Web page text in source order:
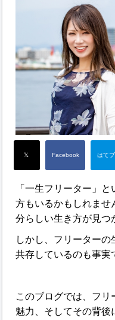
「一生フリーター」
方もいるかもしれませ
分らしい生き方が見つ
しかし、フリーター
共存しているのも事実
このブログでは、フ
魅力、そしてその背後